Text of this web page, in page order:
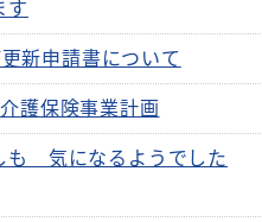
す
新申請書について
護保険事業計画
も 気になるようでした